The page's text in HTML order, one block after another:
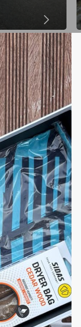
und
aus hochwertigen
zum Laufen. Mit
Ihrer Gelenke
fördern
und Ihren
oder einfach nur
für Sidas-
Kümmern Sie sich
welcher Aktivität!